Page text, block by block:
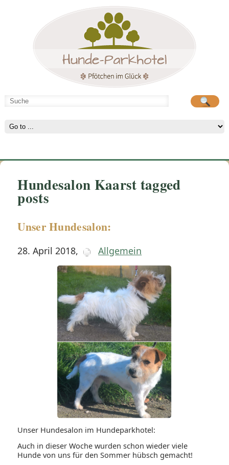
Hunde-Parkhotel
Hundesalon Kaarst tagged
posts
Unser Hundesalon:
28. April 2018, Allgemein
Unser Hundesalon im Hundeparkhotel:
Auch in dieser Woche wurden schon wieder viele
Hunde von uns für den Sommer hübsch gemacht!